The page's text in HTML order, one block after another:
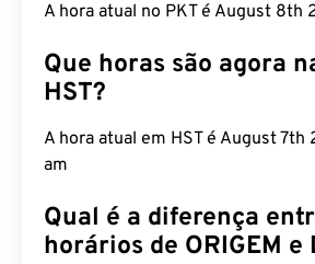
A hora atual no PKT é August 8th
Que horas são agora
HST?
A hora atual em HST é August 7th
am
Qual é a diferença
horários de ORIGEM e